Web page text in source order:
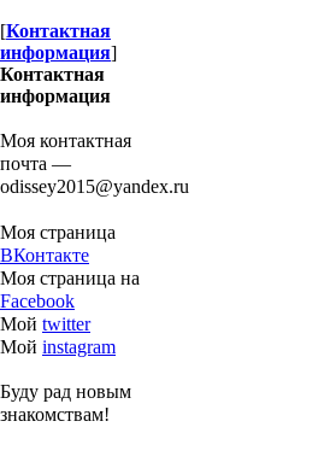
[Контактная
информация]
Контактная
информация
Моя контактная
почта —
odissey2015@yandex.ru
Моя страница
ВКонтакте
Моя страница на
Facebook
Мой twitter
Мой instagram
Буду рад новым
знакомствам!